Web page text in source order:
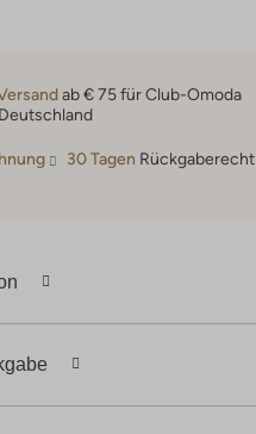
ab € 75 für Club-Omoda
30 Tagen Rückgaberecht